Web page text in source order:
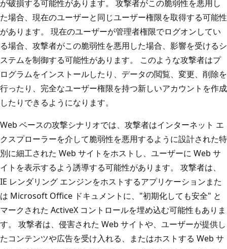
が破損する可能性があります。 攻撃者がこの脆弱性を悪用し
た場合、現在のユーザーと同じユーザー権限を取得する可能性
があります。 現在のユーザーが管理者権限でログオンしてい
る場合、攻撃者がこの脆弱性を悪用した場合、影響を受けるシ
ステムを制御する可能性があります。 このような攻撃者はプ
ログラムをインストールしたり、データの閲覧、変更、削除を
行ったり、完全なユーザー権限を持つ新しいアカウントを作成
したりできるようになります。
Web ベースの攻撃シナリオでは、攻撃者はインターネット エ
クスプローラーを介して脆弱性を悪用するように設計された特
別に細工された Web サイトをホストし、ユーザーに Web サ
イトを表示するよう誘導する可能性があります。 攻撃者は、
IE レンダリング エンジンをホストするアプリケーションまた
は Microsoft Office ドキュメントに、"初期化しても安全" と
マークされた ActiveX コントロールを埋め込む可能性もありま
す。 攻撃者は、侵害された Web サイトや、ユーザーが提供し
たコンテンツや広告を受け入れる、またはホストする Web サ